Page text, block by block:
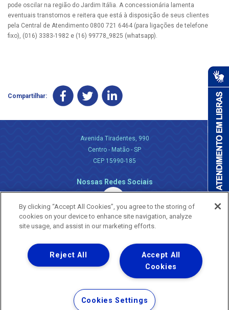
pode oscilar na região do Jardim Itália. A concessionária lamenta
eventuais transtornos e reitera que está à disposição de seus clientes
pela Central de Atendimento 0800 721 6464 (para ligações de telefone
fixo), (016) 3383-1982 e (16) 99778_9825 (whatsapp).
Compartilhar:
Avenida Tiradentes, 990
Centro - Matão - SP
CEP 15990-185
Nossas Redes Sociais
Uma empresa
Copyright ® 2026 - Todos os Direitos Reservados.
Nossa natureza movimenta a vida
Termos Gerais de Uso de Sites e Aplicativos
Política de Privacidade e Proteção de Dados
By clicking “Accept All Cookies”, you agree to the storing of
cookies on your device to enhance site navigation, analyze
site usage, and assist in our marketing efforts.
Accept All
Cookies
Reject All
Cookies Settings